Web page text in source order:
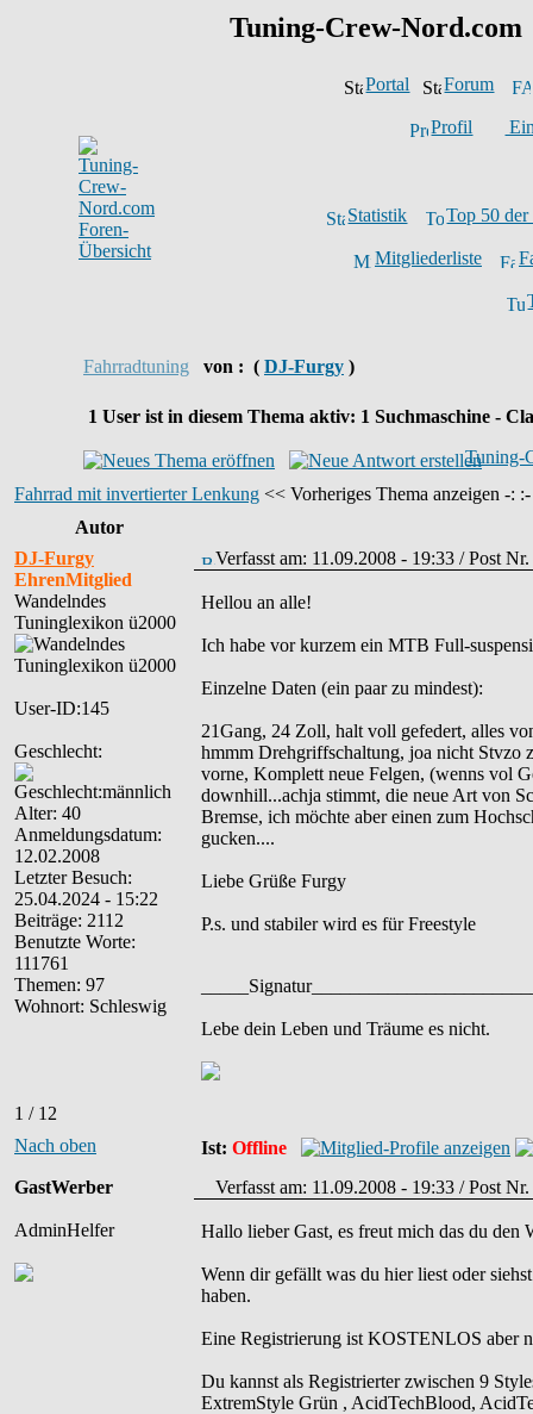
Tuning-Crew-Nord.com
Portal Forum
Profil
Statistik Top 50
Mitgliederliste
Fahrradtuning von : ( DJ-Furgy )
1 User ist in diesem Thema aktiv: 1 Suchmaschine -
Tuning-
Fahrrad mit invertierter Lenkung << Vorheriges Thema anzeigen -:
Autor
DJ-Furgy
EhrenMitglied
Wandelndes
Tuninglexikon ü2000
User-ID:145
Geschlecht:
Alter: 40
Anmeldungsdatum:
12.02.2008
Letzter Besuch:
25.04.2024 - 15:22
Beiträge: 2112
Benutzte Worte:
111761
Themen: 97
Wohnort: Schleswig
1 / 12
Verfasst am: 11.09.2008 - 19:33 / Post
Hellou an alle!
Ich habe vor kurzem ein MTB Full-
Einzelne Daten (ein paar zu mindest):
21Gang, 24 Zoll, halt voll gefedert, alles
hmmm Drehgriffschaltung, joa nicht Stvzo
vorne, Komplett neue Felgen, (wenns vol
downhill...achja stimmt, die neue Art von
Bremse, ich möchte aber einen zum
gucken....
Liebe Grüße Furgy
P.s. und stabiler wird es für Freestyle
Lebe dein Leben und Träume es nicht.
Nach oben Ist: Offline
GastWerber
AdminHelfer
Verfasst am: 11.09.2008 - 19:33 / Post
Hallo lieber Gast, es freut mich das du den
Wenn dir gefällt was du hier liest oder
haben.
Eine Registrierung ist KOSTENLOS aber
Du kannst als Registrierter zwischen 9
ExtremStyle Grün , AcidTechBlood,